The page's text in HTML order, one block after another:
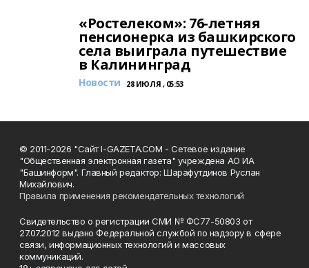
«Ростелеком»: 76-летняя
пенсионерка из башкирского
села выиграла путешествие
в Калининград
Новости 28 ИЮЛЯ , 05:53
© 2011-2026 "Сайт I-GAZETA.COM - Сетевое издание
"Общественная электронная газета" учреждена АО ИА
"Башинформ". Главный редактор: Шарафутдинов Руслан
Михайлович.
Правила применения рекомендательных технологий
Свидетельство о регистрации СМИ № ФС77-50803 от
27.07.2012 выдано Федеральной службой по надзору в сфере
связи, информационных технологий и массовых
коммуникаций.